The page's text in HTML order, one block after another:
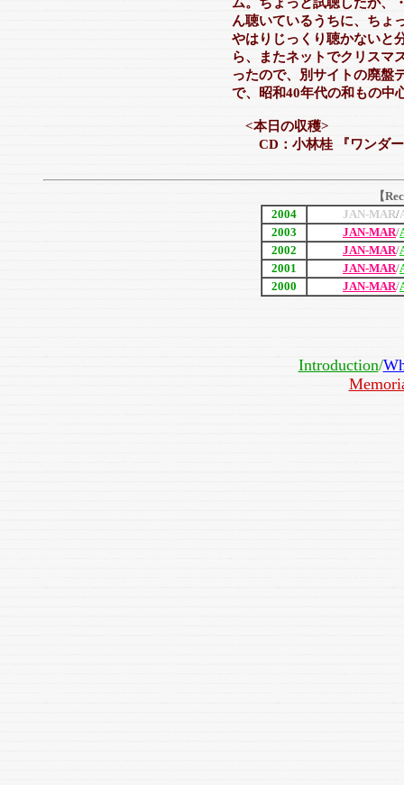
ん聴いているうちに、ちょ
やはりじっくり聴かないと
ら、またネットでクリスマ
ったので、別サイトの廃盤
で、昭和40年代の和もの中
<本日の収穫>
CD：小林桂 『ワンダー
【
2004
JAN-MAR/
2003
JAN-MAR/
2002
JAN-MAR/
2001
JAN-MAR/
2000
JAN-MAR/
Introduction/